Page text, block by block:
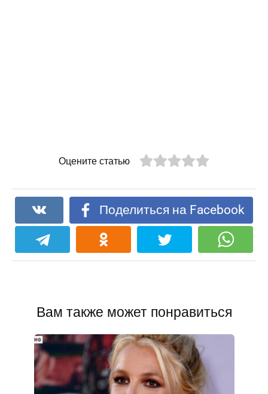
Оцените статью
Поделиться на Facebook
Вам также может понравиться